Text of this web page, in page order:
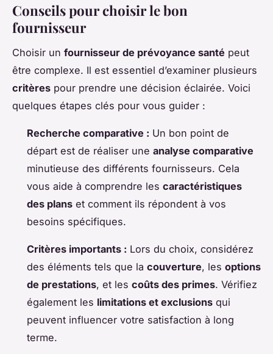
Conseils pour choisir le bon
fournisseur
Choisir un fournisseur de prévoyance santé peut
être complexe. Il est essentiel d’examiner plusieurs
critères pour prendre une décision éclairée. Voici
quelques étapes clés pour vous guider :
Recherche comparative : Un bon point de
départ est de réaliser une analyse comparative
minutieuse des différents fournisseurs. Cela
vous aide à comprendre les caractéristiques
des plans et comment ils répondent à vos
besoins spécifiques.
Critères importants : Lors du choix, considérez
des éléments tels que la couverture, les options
de prestations, et les coûts des primes. Vérifiez
également les limitations et exclusions qui
peuvent influencer votre satisfaction à long
terme.